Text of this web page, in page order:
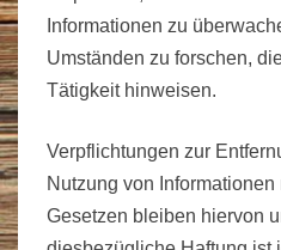
Informationen zu
Umständen zu forschen,
Tätigkeit hinweisen.
Verpflichtungen zur
Nutzung von
Gesetzen bleiben hiervon